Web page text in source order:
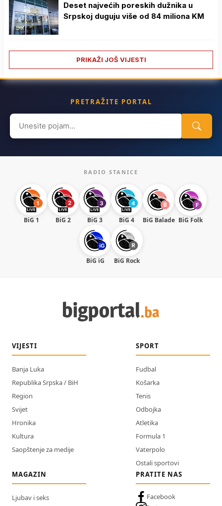
Deset najvećih poreskih dužnika u
Srpskoj duguju više od 84 miliona KM
PRIKAŽI JOŠ VIJESTI
PRETRAŽITE PORTAL
Search
for:
RADIO STANICE
BiG 1 BiG 2 BiG 3 BiG 4 BiG Balade BiG Folk
BiG iG BiG Rock
VIJESTI
Banja Luka
Republika Srpska / BiH
Region
Svijet
Hronika
Kultura
Saopštenje za medije
SPORT
Fudbal
Košarka
Tenis
Odbojka
Atletika
Formula 1
Vaterpolo
Ostali sportovi
MAGAZIN
Ljubav i seks
PRATITE NAS
Facebook